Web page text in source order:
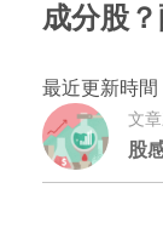
成分股
最近更新時間
文
股